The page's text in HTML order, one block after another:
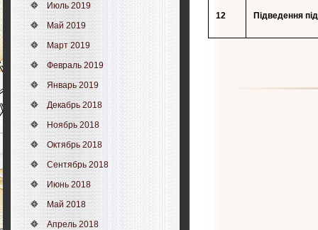
Июль 2019
Май 2019
Март 2019
Февраль 2019
Январь 2019
Декабрь 2018
Ноябрь 2018
Октябрь 2018
Сентябрь 2018
Июнь 2018
Май 2018
Апрель 2018
12 Підведення